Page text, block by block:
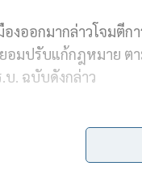
p
y
องออกมากล่าวโจมตี
อมปรับแก้กฎหมาย ต
. ฉบับดังกล่าว
ย ใจสมุทร ส.ส.บัญชีร
าร่าง พ.ร.บ.กัญชา กัญ
ธ.ซึ่งมีตัวแทนจากทุกภ